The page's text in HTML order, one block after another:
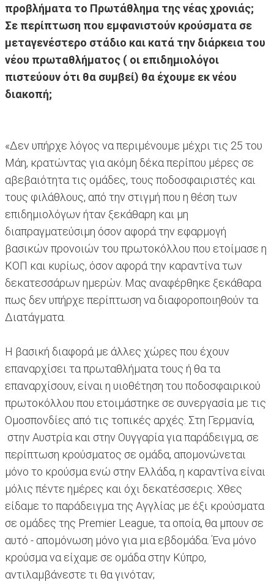
προβλήματα το Πρωτάθλημα της νέας χρονιάς;
Σε περίπτωση που εμφανιστούν κρούσματα σε
μεταγενέστερο στάδιο και κατά την διάρκεια του
νέου πρωταθλήματος ( οι επιδημιολόγοι
πιστεύουν ότι θα συμβεί) θα έχουμε εκ νέου
διακοπή;
«Δεν υπήρχε λόγος να περιμένουμε μέχρι τις 25 του
Μάη, κρατώντας για ακόμη δέκα περίπου μέρες σε
αβεβαιότητα τις ομάδες, τους ποδοσφαιριστές και
τους φιλάθλους, από την στιγμή που η θέση των
επιδημιολόγων ήταν ξεκάθαρη και μη
διαπραγματεύσιμη όσον αφορά την εφαρμογή
βασικών προνοιών του πρωτοκόλλου που ετοίμασε η
ΚΟΠ και κυρίως, όσον αφορά την καραντίνα των
δεκατεσσάρων ημερών. Μας αναφέρθηκε ξεκάθαρα
πως δεν υπήρχε περίπτωση να διαφοροποιηθούν τα
Διατάγματα.
Η βασική διαφορά με άλλες χώρες που έχουν
επαναρχίσει τα πρωταθλήματα τους ή θα τα
επαναρχίσουν, είναι η υιοθέτηση του ποδοσφαιρικού
πρωτοκόλλου που ετοιμάστηκε σε συνεργασία με τις
Ομοσπονδίες από τις τοπικές αρχές. Στη Γερμανία,
στην Αυστρία και στην Ουγγαρία για παράδειγμα, σε
περίπτωση κρούσματος σε ομάδα, απομονώνεται
μόνο το κρούσμα ενώ στην Ελλάδα, η καραντίνα είναι
μόλις πέντε ημέρες και όχι δεκατέσσερις. Χθες
είδαμε το παράδειγμα της Αγγλίας με έξι κρούσματα
σε ομάδες της Premier League, τα οποία, θα μπουν σε
αυτό - απομόνωση μόνο για μια εβδομάδα. Ένα μόνο
κρούσμα να είχαμε σε ομάδα στην Κύπρο,
αντιλαμβάνεστε τι θα γινόταν;